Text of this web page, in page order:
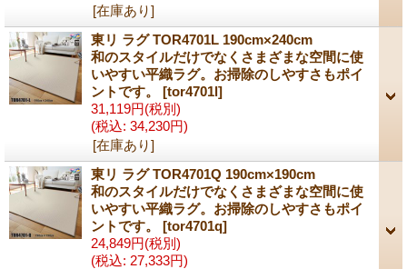
[在庫あり]
東リ ラグ TOR4701L 190cm×240cm
和のスタイルだけでなくさまざまな空間に使
いやすい平織ラグ。お掃除のしやすさもポイ
ントです。 [tor4701l]
31,119円(税別)
(税込: 34,230円)
[在庫あり]
東リ ラグ TOR4701Q 190cm×190cm
和のスタイルだけでなくさまざまな空間に使
いやすい平織ラグ。お掃除のしやすさもポイ
ントです。 [tor4701q]
24,849円(税別)
(税込: 27,333円)